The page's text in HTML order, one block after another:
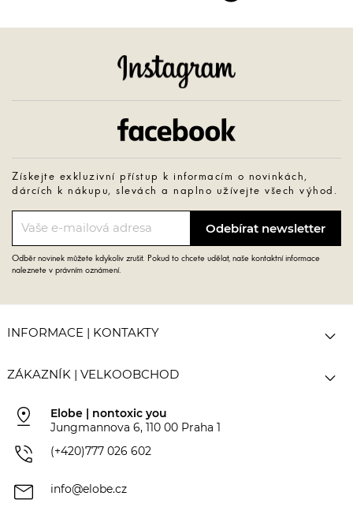
Získejte exkluzivní přístup k informacím o novinkách,
dárcích k nákupu, slevách a naplno užívejte všech výhod.
Odběr novinek můžete kdykoliv zrušit. Pokud to chcete udělat, naše kontaktní informace
naleznete v právním oznámení.
INFORMACE | KONTAKTY 
ZÁKAZNÍK | VELKOOBCHOD 
pin_drop
Elobe | nontoxic you
Jungmannova 6, 110 00 Praha 1
phone_in_talk (+420)777 026 602
mail info@elobe.cz